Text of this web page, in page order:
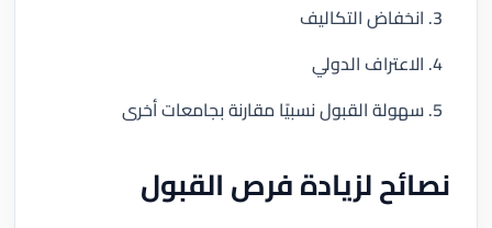
انخفاض التكاليف
الاعتراف الدولي
سهولة القبول نسبيًا مقارنة بجامعات أخرى
نصائح لزيادة فرص القبول